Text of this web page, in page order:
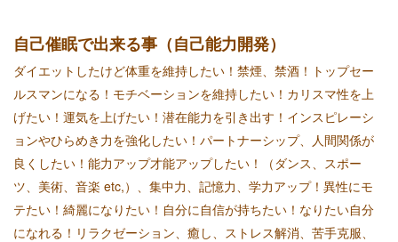
自己催眠で出来る事（自己能力開発）
ダイエットしたけど体重を維持したい！禁煙、禁酒！トップセー
ルスマンになる！モチベーションを維持したい！カリスマ性を上
げたい！運気を上げたい！潜在能力を引き出す！インスピレーシ
ョンやひらめき力を強化したい！パートナーシップ、人間関係が
良くしたい！能力アップ才能アップしたい！（ダンス、スポー
ツ、美術、音楽 etc,）、集中力、記憶力、学力アップ！異性にモ
テたい！綺麗になりたい！自分に自信が持ちたい！なりたい自分
になれる！リラクゼーション、癒し、ストレス解消、苦手克服、